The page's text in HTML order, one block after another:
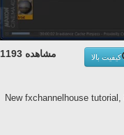
مشاهده 1193
کیفیت بالا
New fxchannelhouse